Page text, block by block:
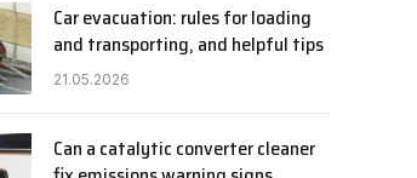
Car evacuation: rules for loading
and transporting, and helpful tips
21.05.2026
Can a catalytic converter cleaner